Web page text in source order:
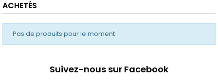
ACHETÉS
Pas de produits pour le moment
Suivez-nous sur Facebook